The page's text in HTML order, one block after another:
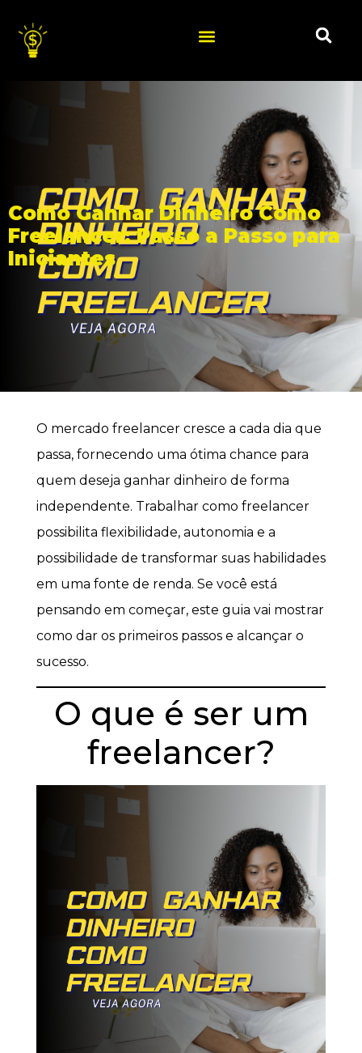
Como Ganhar Dinheiro Como
Freelancer: Passo a Passo para
Iniciantes
O mercado freelancer cresce a cada dia que
passa, fornecendo uma ótima chance para
quem deseja ganhar dinheiro de forma
independente. Trabalhar como freelancer
possibilita flexibilidade, autonomia e a
possibilidade de transformar suas habilidades
em uma fonte de renda. Se você está
pensando em começar, este guia vai mostrar
como dar os primeiros passos e alcançar o
sucesso.
O que é ser um
freelancer?